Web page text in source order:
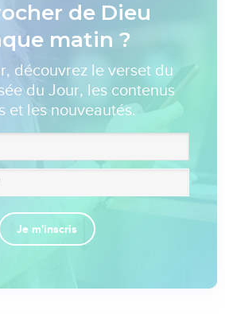
de Dieu
matin ?
découvrez le verset du
du Jour, les contenus
et les nouveautés.
Je m'inscris